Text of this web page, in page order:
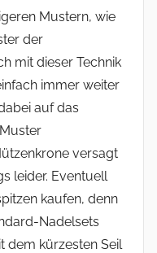
Mustern, wie
der
mit dieser Technik
immer weiter
auf das
versagt
leider. Eventuell
kaufen, denn
Nadelsets
dem kürzesten Seil